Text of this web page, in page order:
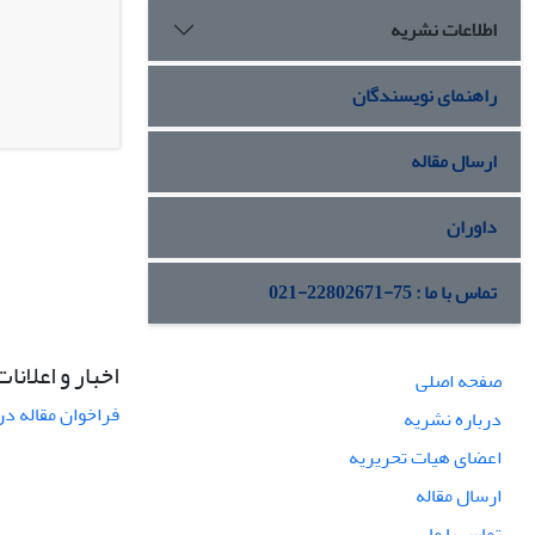
اطلاعات نشریه
راهنمای نویسندگان
ارسال مقاله
داوران
تماس با ما : 75-22802671-021
صفحه اصلی
درباره نشریه
اعضای هیات تحریریه
ارسال مقاله
اخبار و
فراخوان مقاله